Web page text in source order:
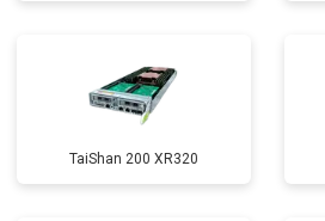
TaiShan 200 XR320